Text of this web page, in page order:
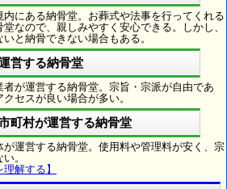
にある納骨堂。お葬式や法事を行ってくれる
なので、親しみやすく安心できる。しかし、
と納骨できない場合もある。
営する納骨堂
が運営する納骨堂。宗旨・宗派が自由であ
セスが良い場合が多い。
町村が運営する納骨堂
運営する納骨堂。使用料や管理料が安く、宗
。
解する】